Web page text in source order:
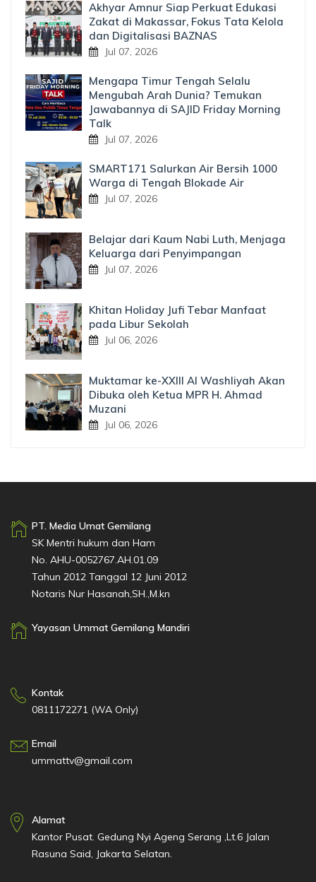
Akhyar Amnur Siap Perkuat Edukasi
Zakat di Makassar, Fokus Tata Kelola
dan Digitalisasi BAZNAS
Jul 07, 2026
Mengapa Timur Tengah Selalu
Mengubah Arah Dunia? Temukan
Jawabannya di SAJID Friday Morning
Talk
Jul 07, 2026
SMART171 Salurkan Air Bersih 1000
Warga di Tengah Blokade Air
Jul 07, 2026
Belajar dari Kaum Nabi Luth, Menjaga
Keluarga dari Penyimpangan
Jul 07, 2026
Khitan Holiday Jufi Tebar Manfaat
pada Libur Sekolah
Jul 06, 2026
Muktamar ke-XXIII Al Washliyah Akan
Dibuka oleh Ketua MPR H. Ahmad
Muzani
Jul 06, 2026
PT. Media Umat Gemilang
SK Mentri hukum dan Ham
No. AHU-0052767.AH.01.09
Tahun 2012 Tanggal 12 Juni 2012
Notaris Nur Hasanah,SH.,M.kn
Yayasan Ummat Gemilang Mandiri
Kontak
0811172271 (WA Only)
Email
ummattv@gmail.com
Alamat
Kantor Pusat. Gedung Nyi Ageng Serang ,Lt.6 Jalan
Rasuna Said, Jakarta Selatan.